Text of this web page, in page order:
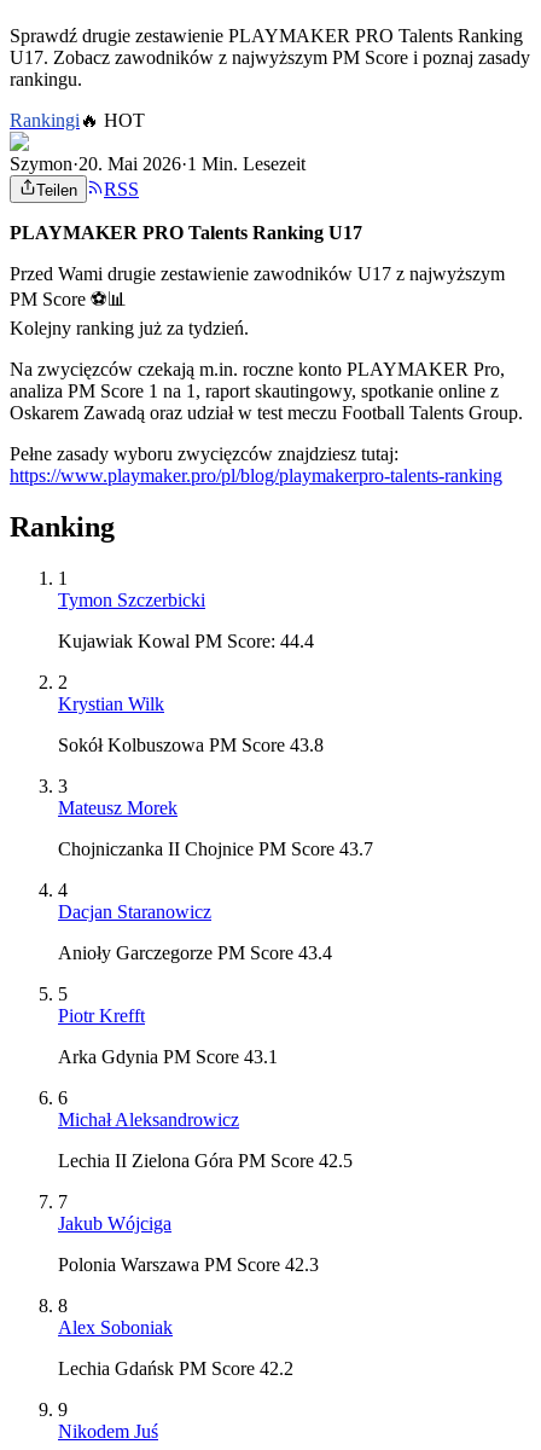
Sprawdź drugie zestawienie PLAYMAKER PRO Talents Ranking
U17. Zobacz zawodników z najwyższym PM Score i poznaj zasady
rankingu.
Rankingi 🔥 HOT
Szymon·20. Mai 2026·1 Min. Lesezeit
Teilen RSS
PLAYMAKER PRO Talents Ranking U17
Przed Wami drugie zestawienie zawodników U17 z najwyższym
PM Score ⚽📊
Kolejny ranking już za tydzień.
Na zwycięzców czekają m.in. roczne konto PLAYMAKER Pro,
analiza PM Score 1 na 1, raport skautingowy, spotkanie online z
Oskarem Zawadą oraz udział w test meczu Football Talents Group.
Pełne zasady wyboru zwycięzców znajdziesz tutaj:
https://www.playmaker.pro/pl/blog/playmakerpro-talents-ranking
Ranking
1
Tymon Szczerbicki
Kujawiak Kowal PM Score: 44.4
2
Krystian Wilk
Sokół Kolbuszowa PM Score 43.8
3
Mateusz Morek
Chojniczanka II Chojnice PM Score 43.7
4
Dacjan Staranowicz
Anioły Garczegorze PM Score 43.4
5
Piotr Krefft
Arka Gdynia PM Score 43.1
6
Michał Aleksandrowicz
Lechia II Zielona Góra PM Score 42.5
7
Jakub Wójciga
Polonia Warszawa PM Score 42.3
8
Alex Soboniak
Lechia Gdańsk PM Score 42.2
9
Nikodem Juś